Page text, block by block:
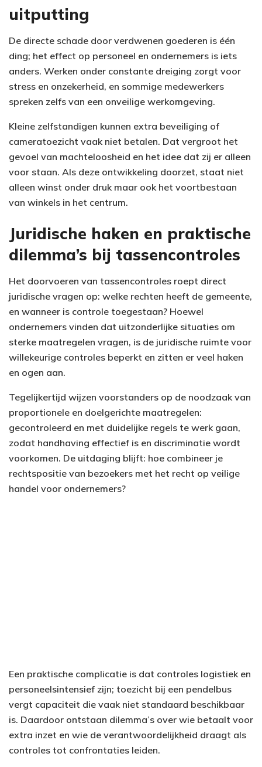
uitputting
De directe schade door verdwenen goederen is één
ding; het effect op personeel en ondernemers is iets
anders. Werken onder constante dreiging zorgt voor
stress en onzekerheid, en sommige medewerkers
spreken zelfs van een onveilige werkomgeving.
Kleine zelfstandigen kunnen extra beveiliging of
cameratoezicht vaak niet betalen. Dat vergroot het
gevoel van machteloosheid en het idee dat zij er alleen
voor staan. Als deze ontwikkeling doorzet, staat niet
alleen winst onder druk maar ook het voortbestaan
van winkels in het centrum.
Juridische haken en praktische
dilemma’s bij tassencontroles
Het doorvoeren van tassencontroles roept direct
juridische vragen op: welke rechten heeft de gemeente,
en wanneer is controle toegestaan? Hoewel
ondernemers vinden dat uitzonderlijke situaties om
sterke maatregelen vragen, is de juridische ruimte voor
willekeurige controles beperkt en zitten er veel haken
en ogen aan.
Tegelijkertijd wijzen voorstanders op de noodzaak van
proportionele en doelgerichte maatregelen:
gecontroleerd en met duidelijke regels te werk gaan,
zodat handhaving effectief is en discriminatie wordt
voorkomen. De uitdaging blijft: hoe combineer je
rechtspositie van bezoekers met het recht op veilige
handel voor ondernemers?
Een praktische complicatie is dat controles logistiek en
personeelsintensief zijn; toezicht bij een pendelbus
vergt capaciteit die vaak niet standaard beschikbaar
is. Daardoor ontstaan dilemma’s over wie betaalt voor
extra inzet en wie de verantwoordelijkheid draagt als
controles tot confrontaties leiden.